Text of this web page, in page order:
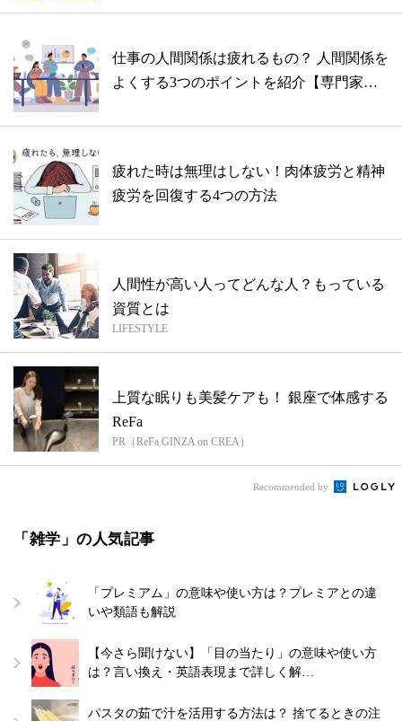
仕事の人間関係は疲れるもの？ 人間関係を
よくする3つのポイントを紹介【専門家監
疲れた時は無理はしない！肉体疲労と精神
疲労を回復する4つの方法
人間性が高い人ってどんな人？もっている
資質とは
LIFESTYLE
上質な眠りも美髪ケアも！ 銀座で体感する
ReFa
PR（ReFa GINZA on CREA）
Recommended by
「雑学」の人気記事
「プレミアム」の意味や使い方は？プレミアとの違
いや類語も解説
【今さら聞けない】「目の当たり」の意味や使い方
は？言い換え・英語表現まで詳しく解…
パスタの茹で汁を活用する方法は？ 捨てるときの注